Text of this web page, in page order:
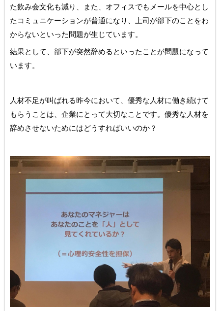
た飲み会文化も減り、また、オフィスでもメールを中心とし
たコミュニケーションが普通になり、上司が部下のことをわ
からないといった問題が生じています。
結果として、部下が突然辞めるといったことが問題になって
います。
人材不足が叫ばれる昨今において、優秀な人材に働き続けて
もらうことは、企業にとって大切なことです。優秀な人材を
辞めさせないためにはどうすればいいのか？